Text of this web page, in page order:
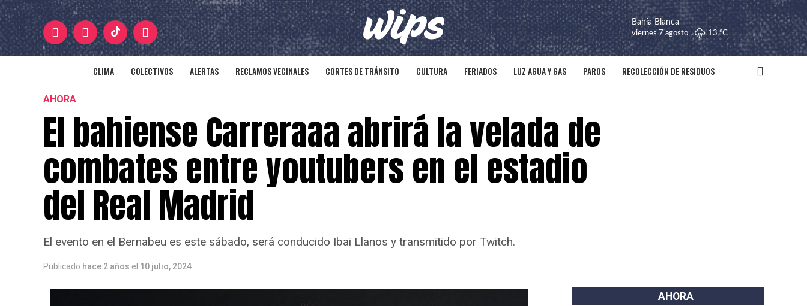
Bahía Blanca
viernes 7 agosto 13 °C
CLIMA COLECTIVOS ALERTAS RECLAMOS VECINALES CORTES DE TRÁNSITO CULTURA FERIADOS LUZ AGUA Y GAS PAROS RECOLECCIÓN DE RESIDUOS
AHORA
El bahiense Carreraaa abrirá la velada de
combates entre youtubers en el estadio
del Real Madrid
El evento en el Bernabeu es este sábado, será conducido Ibai Llanos y transmitido por Twitch.
Publicado hace 2 años el 10 julio, 2024
AHORA